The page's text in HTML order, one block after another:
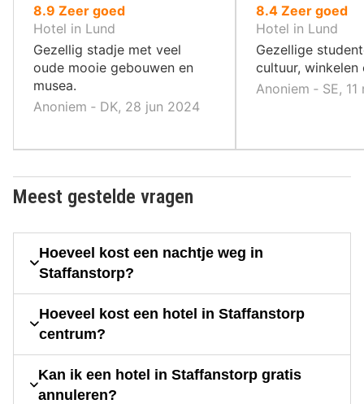
8.9 uit
10
,
Zeer goed
Hotel in Lund
Gezellig stadje met veel
oude mooie gebouwen en
musea.
Anoniem ‐ DK, 28 jun 2024
8.4uit
10
,
Zeer goed
Hotel in Lund
Gezellige
cultuur, winkelen
Anoniem ‐ SE,
Meest gestelde vragen
Hoeveel kost een nachtje weg in
Staffanstorp?
Hoeveel kost een hotel in Staffanstorp
centrum?
Kan ik een hotel in Staffanstorp gratis
annuleren?